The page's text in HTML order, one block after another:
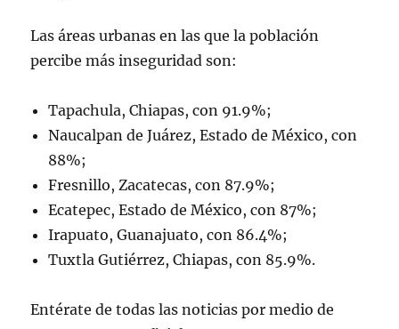
— INEGI INFORMA
(@INEGI_INFORMA)October 21, 2024
Las áreas urbanas en las que la población
percibe más inseguridad son:
Tapachula, Chiapas, con 91.9%;
Naucalpan de Juárez, Estado de México, con
88%;
Fresnillo, Zacatecas, con 87.9%;
Ecatepec, Estado de México, con 87%;
Irapuato, Guanajuato, con 86.4%;
Tuxtla Gutiérrez, Chiapas, con 85.9%.
Entérate de todas las noticias por medio de